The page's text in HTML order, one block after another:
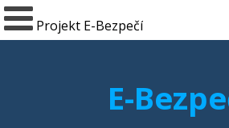
Projekt E-Bezpečí
E-